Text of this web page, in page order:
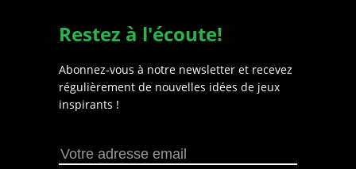
Restez à l'écoute!
Abonnez-vous à notre newsletter et recevez
régulièrement de nouvelles idées de jeux
inspirants !